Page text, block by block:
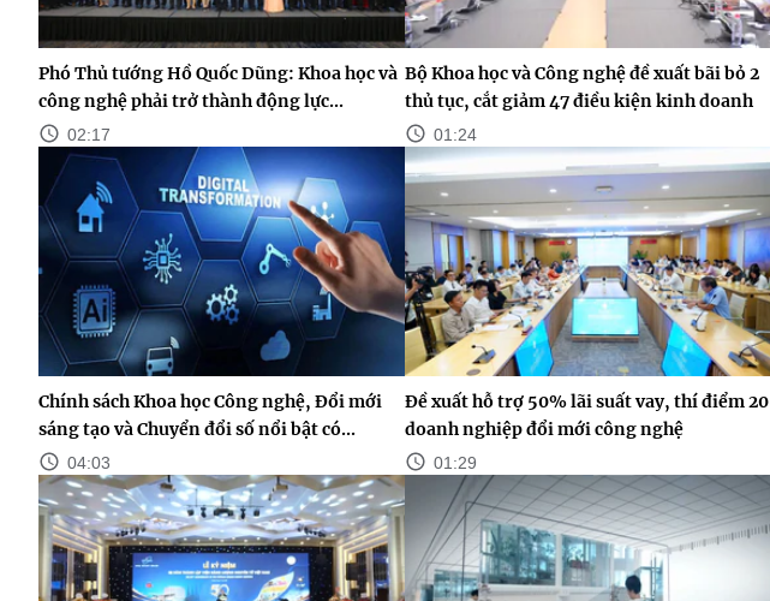
Phó Thủ tướng Hồ Quốc Dũng: Khoa học và
công nghệ phải trở thành động lực...
02:17
Bộ Khoa học và Công nghệ đề xuất bãi bỏ 2
thủ tục, cắt giảm 47 điều kiện kinh doanh
01:24
Chính sách Khoa học Công nghệ, Đổi mới
sáng tạo và Chuyển đổi số nổi bật có...
04:03
Đề xuất hỗ trợ 50% lãi suất vay, thí điểm 20
doanh nghiệp đổi mới công nghệ
01:29